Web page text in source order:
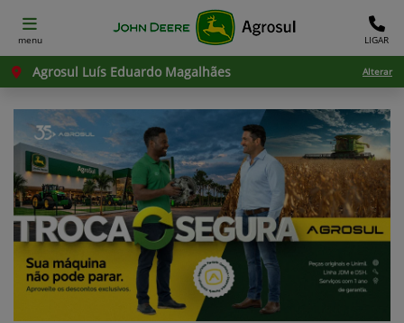
menu LIGAR
Agrosul Luís Eduardo Magalhães Alterar